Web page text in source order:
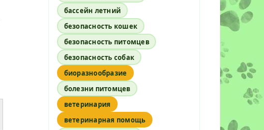
бассейн летний
безопасность кошек
безопасность питомцев
безопасность собак
биоразнообразие
болезни питомцев
ветеринария
ветеринарная помощь